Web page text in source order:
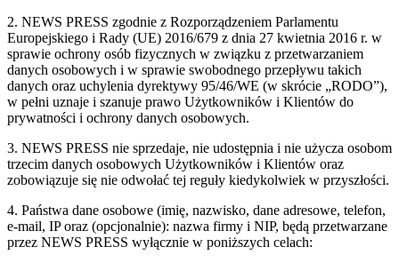
2. NEWS PRESS zgodnie z Rozporządzeniem Parlamentu
Europejskiego i Rady (UE) 2016/679 z dnia 27 kwietnia 2016 r. w
sprawie ochrony osób fizycznych w związku z przetwarzaniem
danych osobowych i w sprawie swobodnego przepływu takich
danych oraz uchylenia dyrektywy 95/46/WE (w skrócie „RODO”),
w pełni uznaje i szanuje prawo Użytkowników i Klientów do
prywatności i ochrony danych osobowych.
3. NEWS PRESS nie sprzedaje, nie udostępnia i nie użycza osobom
trzecim danych osobowych Użytkowników i Klientów oraz
zobowiązuje się nie odwołać tej reguły kiedykolwiek w przyszłości.
4. Państwa dane osobowe (imię, nazwisko, dane adresowe, telefon,
e-mail, IP oraz (opcjonalnie): nazwa firmy i NIP, będą przetwarzane
przez NEWS PRESS wyłącznie w poniższych celach: